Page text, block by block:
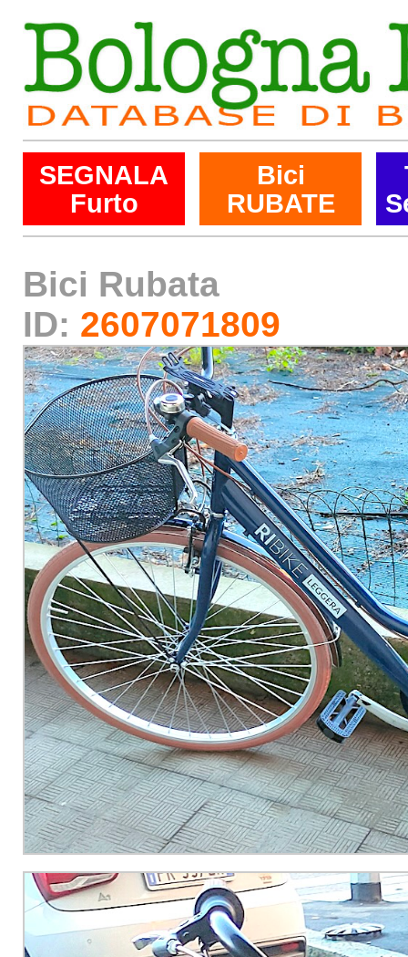
SEGNALA
Furto
Bici
RUBATE
Bici Rubata
ID: 2607071809